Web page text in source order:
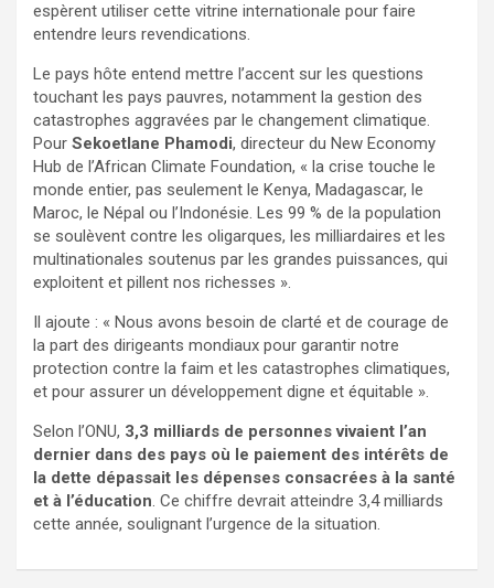
espèrent utiliser cette vitrine internationale pour faire
entendre leurs revendications.
Le pays hôte entend mettre l’accent sur les questions
touchant les pays pauvres, notamment la gestion des
catastrophes aggravées par le changement climatique.
Pour Sekoetlane Phamodi, directeur du New Economy
Hub de l’African Climate Foundation, « la crise touche le
monde entier, pas seulement le Kenya, Madagascar, le
Maroc, le Népal ou l’Indonésie. Les 99 % de la population
se soulèvent contre les oligarques, les milliardaires et les
multinationales soutenus par les grandes puissances, qui
exploitent et pillent nos richesses ».
Il ajoute : « Nous avons besoin de clarté et de courage de
la part des dirigeants mondiaux pour garantir notre
protection contre la faim et les catastrophes climatiques,
et pour assurer un développement digne et équitable ».
Selon l’ONU, 3,3 milliards de personnes vivaient l’an
dernier dans des pays où le paiement des intérêts de
la dette dépassait les dépenses consacrées à la santé
et à l’éducation. Ce chiffre devrait atteindre 3,4 milliards
cette année, soulignant l’urgence de la situation.